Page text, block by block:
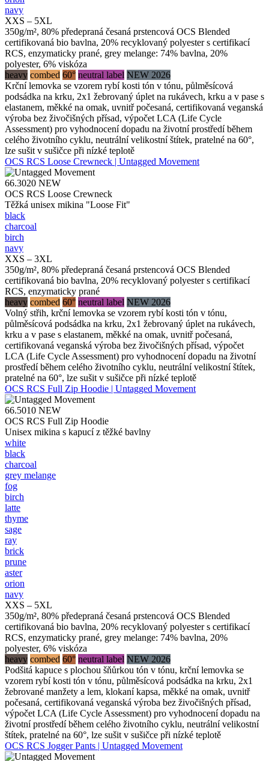
navy
XXS – 5XL
350g/m², 80% předepraná česaná prstencová OCS Blended
certifikovaná bio bavlna, 20% recyklovaný polyester s certifikací
RCS, enzymaticky prané, grey melange: 74% bavlna, 20%
polyester, 6% viskóza
heavy combed 60° neutral label NEW 2026
Krční lemovka se vzorem rybí kosti tón v tónu, půlměsícová
podsádka na krku, 2x1 žebrovaný úplet na rukávech, krku a v pase s
elastanem, měkké na omak, uvnitř počesaná, certifikovaná veganská
výroba bez živočišných přísad, výpočet LCA (Life Cycle
Assessment) pro vyhodnocení dopadu na životní prostředí během
celého životního cyklu, neutrální velikostní štítek, pratelné na 60°,
lze sušit v sušičce při nízké teplotě
OCS RCS Loose Crewneck | Untagged Movement
66.3020 NEW
OCS RCS Loose Crewneck
Těžká unisex mikina "Loose Fit"
black
charcoal
birch
navy
XXS – 3XL
350g/m², 80% předepraná česaná prstencová OCS Blended
certifikovaná bio bavlna, 20% recyklovaný polyester s certifikací
RCS, enzymaticky prané
heavy combed 60° neutral label NEW 2026
Volný střih, krční lemovka se vzorem rybí kosti tón v tónu,
půlměsícová podsádka na krku, 2x1 žebrovaný úplet na rukávech,
krku a v pase s elastanem, měkké na omak, uvnitř počesaná,
certifikovaná veganská výroba bez živočišných přísad, výpočet
LCA (Life Cycle Assessment) pro vyhodnocení dopadu na životní
prostředí během celého životního cyklu, neutrální velikostní štítek,
pratelné na 60°, lze sušit v sušičce při nízké teplotě
OCS RCS Full Zip Hoodie | Untagged Movement
66.5010 NEW
OCS RCS Full Zip Hoodie
Unisex mikina s kapucí z těžké bavlny
white
black
charcoal
grey melange
fog
birch
latte
thyme
sage
ray
brick
prune
aster
orion
navy
XXS – 5XL
350g/m², 80% předepraná česaná prstencová OCS Blended
certifikovaná bio bavlna, 20% recyklovaný polyester s certifikací
RCS, enzymaticky prané, grey melange: 74% bavlna, 20%
polyester, 6% viskóza
heavy combed 60° neutral label NEW 2026
Podšitá kapuce s plochou šňůrkou tón v tónu, krční lemovka se
vzorem rybí kosti tón v tónu, půlměsícová podsádka na krku, 2x1
žebrované manžety a lem, klokaní kapsa, měkké na omak, uvnitř
počesaná, certifikovaná veganská výroba bez živočišných přísad,
výpočet LCA (Life Cycle Assessment) pro vyhodnocení dopadu na
životní prostředí během celého životního cyklu, neutrální velikostní
štítek, pratelné na 60°, lze sušit v sušičce při nízké teplotě
OCS RCS Jogger Pants | Untagged Movement